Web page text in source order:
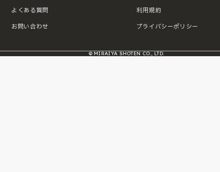
よくある質問
お問い合わせ
利用規約
プライバシーポリシー
© MIRAIYA SHOTEN CO., LTD.